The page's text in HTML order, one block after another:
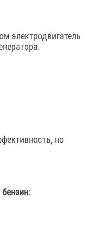
электродвигатель
но
бензин: